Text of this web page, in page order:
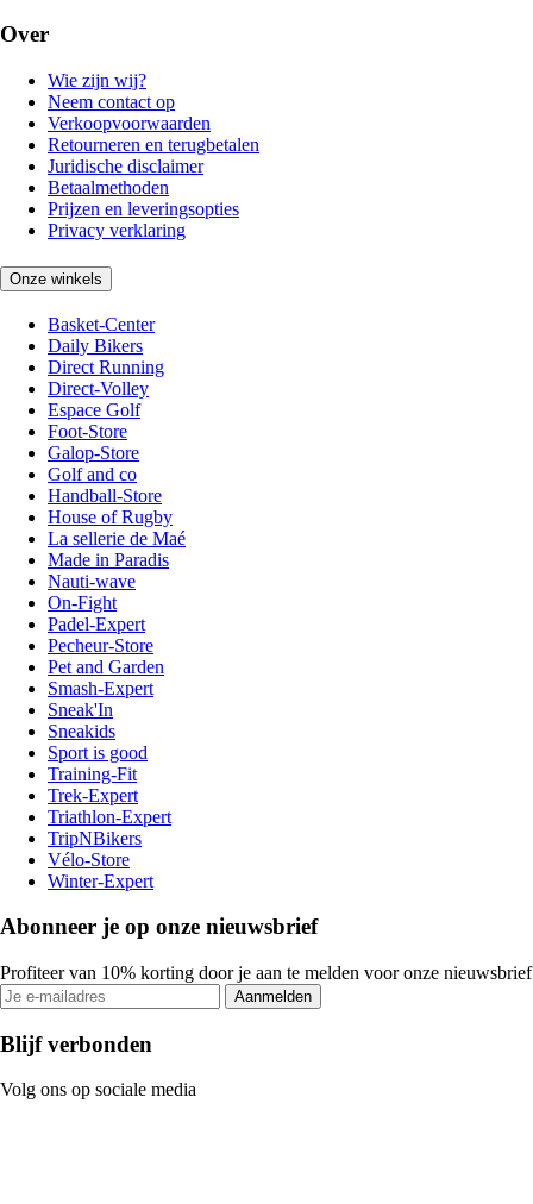
Over
Wie zijn wij?
Neem contact op
Verkoopvoorwaarden
Retourneren en terugbetalen
Juridische disclaimer
Betaalmethoden
Prijzen en leveringsopties
Privacy verklaring
Onze winkels
Basket-Center
Daily Bikers
Direct Running
Direct-Volley
Espace Golf
Foot-Store
Galop-Store
Golf and co
Handball-Store
House of Rugby
La sellerie de Maé
Made in Paradis
Nauti-wave
On-Fight
Padel-Expert
Pecheur-Store
Pet and Garden
Smash-Expert
Sneak'In
Sneakids
Sport is good
Training-Fit
Trek-Expert
Triathlon-Expert
TripNBikers
Vélo-Store
Winter-Expert
Abonneer je op onze nieuwsbrief
Profiteer van 10% korting door je aan te melden voor onze nieuwsbrief
Aanmelden
Blijf verbonden
Volg ons op sociale media